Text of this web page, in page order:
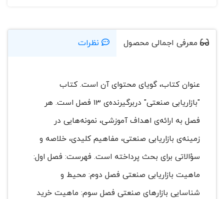
معرفی اجمالی محصول نظرات
عنوان کتاب، گویای محتوای آن است. کتاب
"بازاریابی صنعتی" دربرگیرنده‌ی 13 فصل است. هر
فصل به ارائه‌ی اهداف آموزشی، نمونه‌هایی در
زمینه‌ی بازاریابی صنعتی، مفاهیم کلیدی، خلاصه و
سؤالاتی برای بحث پرداخته است. فهرست: فصل اول:
ماهیت بازاریابی صنعتی فصل دوم: محیط و
شناسایی بازارهای صنعتی فصل سوم: ماهیت خرید